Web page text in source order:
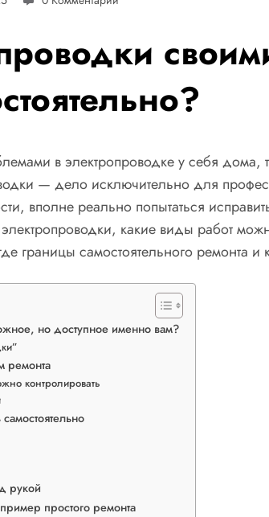
в электропроводке у себя
— дело исключительно для
вполне реально попытаться
какие виды работ
границы самостоятельного ремонта и
но доступное именно вам?
ремонта
контролировать
рукой
простого ремонта